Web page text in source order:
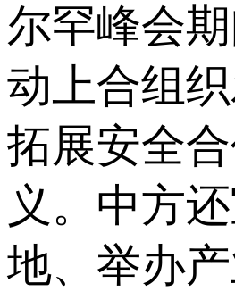
尔罕峰会
动上合组
拓展安全
义。中方
地、举办